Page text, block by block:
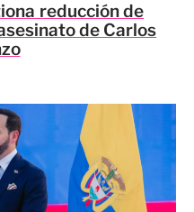
reducción de
de Carlos